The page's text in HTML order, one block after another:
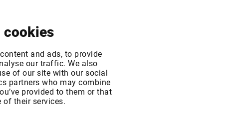
cookies
and ads, to provide
our traffic. We also
of our site with our social
partners who may combine
provided to them or that
of their services.
Citigroup gibt